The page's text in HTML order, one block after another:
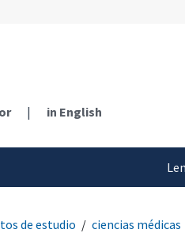
| in English
de estudio ciencias médicas